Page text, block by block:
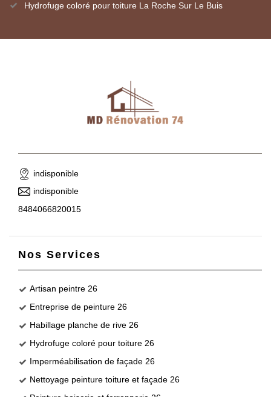
Hydrofuge coloré pour toiture La Roche Sur Le Buis
indisponible
indisponible
8484066820015
Nos Services
Artisan peintre 26
Entreprise de peinture 26
Habillage planche de rive 26
Hydrofuge coloré pour toiture 26
Imperméabilisation de façade 26
Nettoyage peinture toiture et façade 26